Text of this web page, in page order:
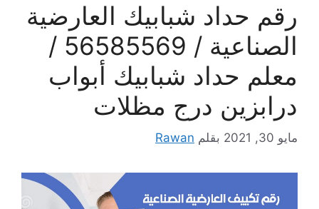
رقم حداد شبابيك العارضية
الصناعية / 56585569 /
معلم حداد شبابيك أبواب
درابزين درج مظلات
مايو 30, 2021 بقلم Rawan